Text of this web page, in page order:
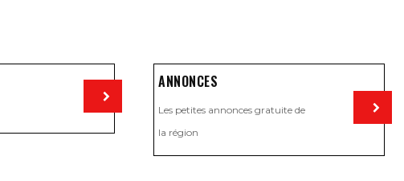
ANNONCES
Les petites annonces gratuite de
la région